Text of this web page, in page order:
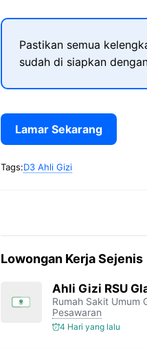
Pastikan semua
sudah di siapkan
Lamar Sekarang
Tags:D3 Ahli Gizi
Lowongan Kerja Sejenis
Ahli Gizi RSU
Rumah Sakit Umum
Pesawaran
4 Hari yang lalu